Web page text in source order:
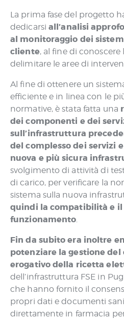
La prima fase del progetto
dedicarsi all’analisi
al monitoraggio dei
cliente, al fine di conoscere
delimitare le aree di
Al fine di ottenere un
efficiente e in linea con le
normative, è stata fatta una
dei componenti e dei
sull’infrastruttura
del complesso dei servizi
nuova e più sicura
svolgimento di attività di
di carico, per verificare la
sistema sulla nuova
quindi la compatibilità e
funzionamento.
Fin da subito era inoltre
potenziare la gestione
erogativo della ricetta
dell’infrastruttura FSE in
che hanno fornito il
propri dati e documenti
direttamente in farmacia